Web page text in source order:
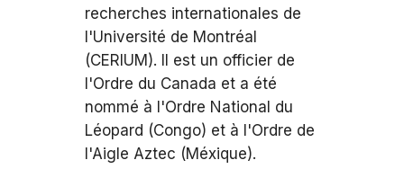
recherches internationales de
l'Université de Montréal
(CERIUM). Il est un officier de
l'Ordre du Canada et a été
nommé à l'Ordre National du
Léopard (Congo) et à l'Ordre de
l'Aigle Aztec (Méxique).